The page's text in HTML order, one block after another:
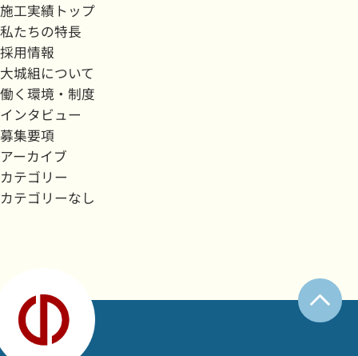
施工実績トップ
私たちの特長
採用情報
大城組について
働く環境・制度
インタビュー
募集要項
アーカイブ
カテゴリー
カテゴリーなし